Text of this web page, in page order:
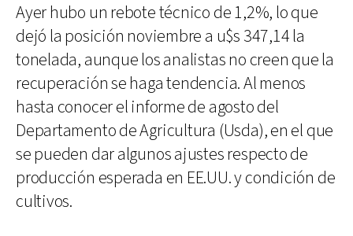
Ayer hubo un rebote técnico de 1,2%, lo que
dejó la posición noviembre a u$s 347,14 la
tonelada, aunque los analistas no creen que la
recuperación se haga tendencia. Al menos
hasta conocer el informe de agosto del
Departamento de Agricultura (Usda), en el que
se pueden dar algunos ajustes respecto de
producción esperada en EE.UU. y condición de
cultivos.